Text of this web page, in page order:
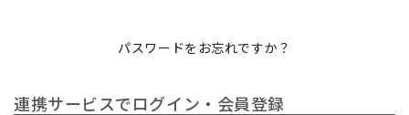
パスワードをお忘れですか？
連携サービスでログイン・会員登録